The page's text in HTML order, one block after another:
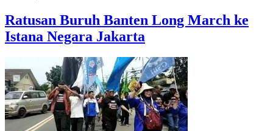
Ratusan Buruh Banten Long March ke
Istana Negara Jakarta